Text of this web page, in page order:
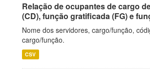
Relação de ocupantes de cargo
(CD), função gratificada (FG) e
Nome dos servidores, cargo/função,
cargo/função.
CSV